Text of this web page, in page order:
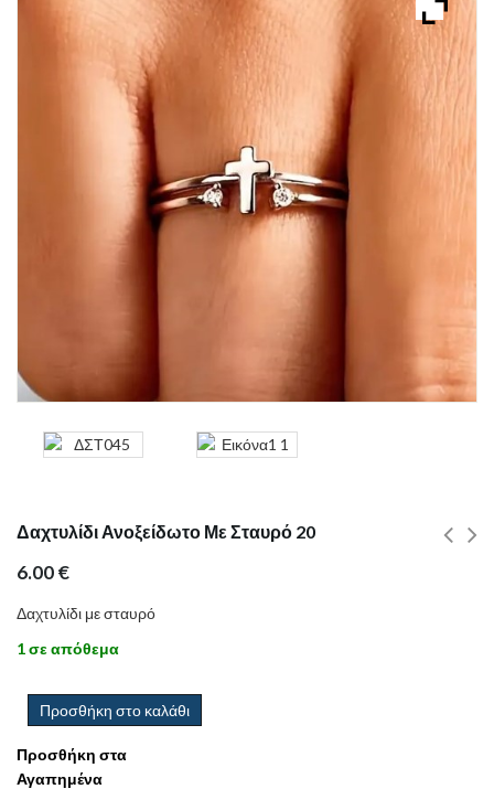
Δαχτυλίδι Ανοξείδωτο Με Σταυρό 20
6.00€
Δαχτυλίδι με σταυρό
1 σε απόθεμα
Προσθήκη στο καλάθι
Προσθήκη στα
Αγαπημένα